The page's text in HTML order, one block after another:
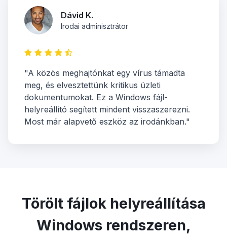
Dávid K.
Irodai adminisztrátor
"A közös meghajtónkat egy vírus támadta
meg, és elvesztettünk kritikus üzleti
dokumentumokat. Ez a Windows fájl-
helyreállító segített mindent visszaszerezni.
Most már alapvető eszköz az irodánkban."
Törölt fájlok helyreállítása
Windows rendszeren,